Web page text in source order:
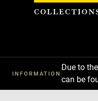
INFORMATION
Due to
can be
Cookies management